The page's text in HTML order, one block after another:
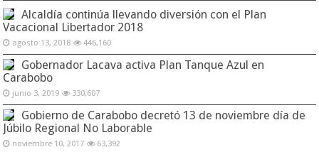
Alcaldía continúa llevando diversión con el Plan
Vacacional Libertador 2018
agosto 13, 2018 446,160
Gobernador Lacava activa Plan Tanque Azul en
Carabobo
junio 3, 2019 330,607
Gobierno de Carabobo decretó 13 de noviembre día de
Júbilo Regional No Laborable
noviembre 10, 2017 63,392